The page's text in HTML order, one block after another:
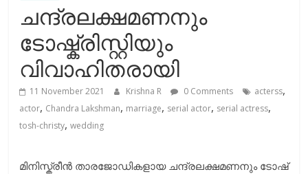
ചന്ദ്രലക്ഷമണനും
ടോഷ്ക്രിസ്റ്റിയും
വിവാഹിതരായി
11 November 2021 Krishna R 0 Comments acterss,
actor, Chandra Lakshman, marriage, serial actor, serial actress,
tosh-christy,wedding
മിനിസ്ക്രീന്‍ താരജോഡികളായ ചന്ദ്രലക്ഷമണനും ടോഷ്